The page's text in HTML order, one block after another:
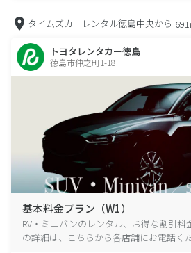
タイムズカーレンタル徳島中央から
トヨタレンタカー徳島
徳島市仲之町1-18
基本料金プラン（W1）
RV・ミニバンのレンタル、お得な割引
の詳細は、こちらから各店舗にお電話く